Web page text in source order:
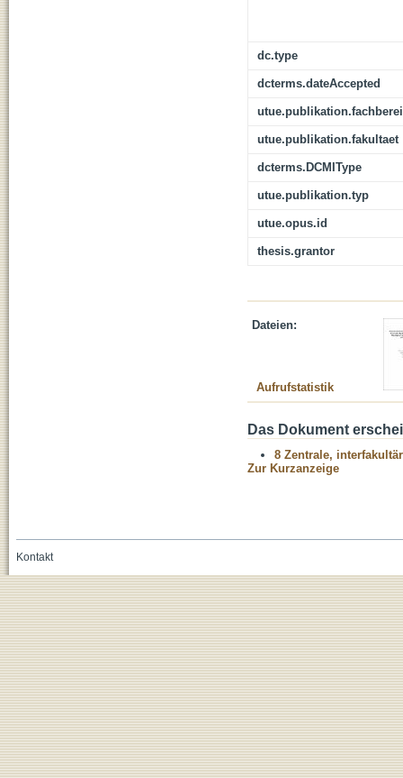
dc.type
dcterms.dateAccepted
utue.publikation.fakultaet
dcterms.DCMIType
utue.publikation.typ
utue.opus.id
thesis.grantor
Dateien:
Aufrufstatistik
Das Dokument
8 Zentrale,
Zur Kurzanzeige
Kontakt